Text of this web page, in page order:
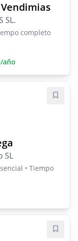
SL.
completo
año
SL
• Tiempo